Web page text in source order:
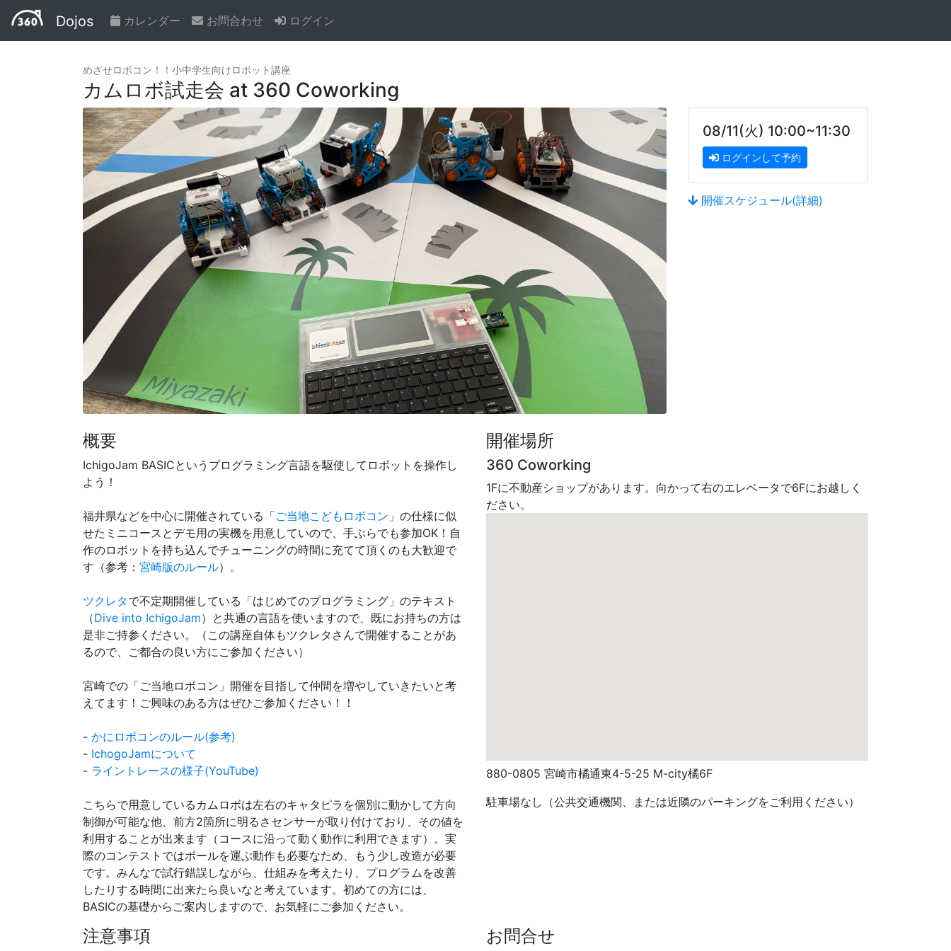
Dojos カレンダー お問合わせ ログイン
めざせロボコン！！小中学生向けロボット講座
カムロボ試走会 at 360 Coworking
08/11(火) 10:00~11:30
ログインして予約
開催スケジュール(詳細)
概要
IchigoJam BASICというプログラミング言語を駆使してロボットを操作し
よう！
福井県などを中心に開催されている「ご当地こどもロボコン 」の仕様に似
せたミニコースとデモ用の実機を用意していので、手ぶらでも参加OK！自
作のロボットを持ち込んでチューニングの時間に充てて頂くのも大歓迎で
す（参考： 宮崎版のルール）。
ツクレタで不定期開催している「はじめてのプログラミング」のテキスト
（Dive into IchigoJam）と共通の言語を使いますので、既にお持ちの方は
是非ご持参ください。（この講座自体もツクレタさんで開催することがあ
るので、ご都合の良い方にご参加ください）
宮崎での「ご当地ロボコン」開催を目指して仲間を増やしていきたいと考
えてます！ご興味のある方はぜひご参加ください！！
- かにロボコンのルール(参考)
- IchogoJamについて
- ライントレースの様子(YouTube)
こちらで用意しているカムロボは左右のキャタピラを個別に動かして方向
制御が可能な他、前方2箇所に明るさセンサーが取り付けており、その値を
利用することが出来ます（コースに沿って動く動作に利用できます）。実
際のコンテストではボールを運ぶ動作も必要なため、もう少し改造が必要
です。みんなで試行錯誤しながら、仕組みを考えたり、プログラムを改善
したりする時間に出来たら良いなと考えています。初めての方には、
BASICの基礎からご案内しますので、お気軽にご参加ください。
開催場所
360 Coworking
1Fに不動産ショップがあります。向かって右のエレベータで6Fにお越しく
ださい。
880-0805 宮崎市橘通東4-5-25 M-city橘6F
駐車場なし（公共交通機関、または近隣のパーキングをご利用ください）
注意事項 お問合せ